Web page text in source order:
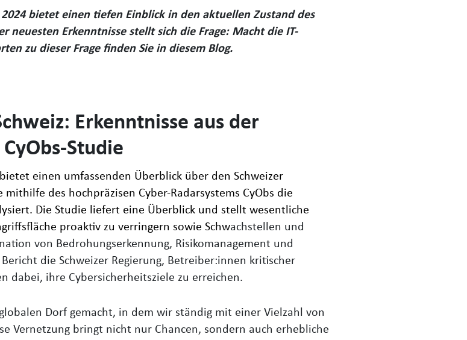
2024 bietet einen tiefen Einblick in den aktuellen Zustand des
neuesten Erkenntnisse stellt sich die Frage: Macht die IT-
zu dieser Frage finden Sie in diesem Blog.
Erkenntnisse aus der
Studie
einen umfassenden Überblick über den Schweizer
des hochpräzisen Cyber-Radarsystems CyObs die
Die Studie liefert eine Überblick und stellt wesentliche
proaktiv zu verringern sowie Schwachstellen und
von Bedrohungserkennung, Risikomanagement und
die Schweizer Regierung, Betreiber:innen kritischer
dabei, ihre Cybersicherheitsziele zu erreichen.
Dorf gemacht, in dem wir ständig mit einer Vielzahl von
Vernetzung bringt nicht nur Chancen, sondern auch erhebliche